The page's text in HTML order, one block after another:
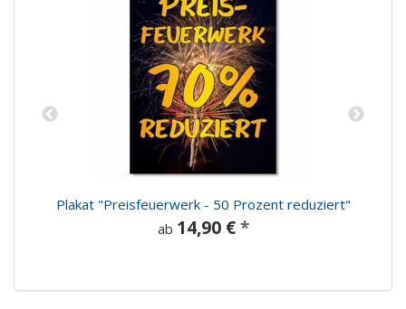
Plakat "Preisfeuerwerk - 50 Prozent reduziert"
ab 14,90 € *